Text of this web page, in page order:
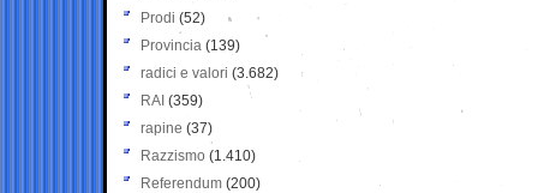
Prodi (52)
Provincia (139)
radici e valori (3.682)
RAI (359)
rapine (37)
Razzismo (1.410)
Referendum (200)